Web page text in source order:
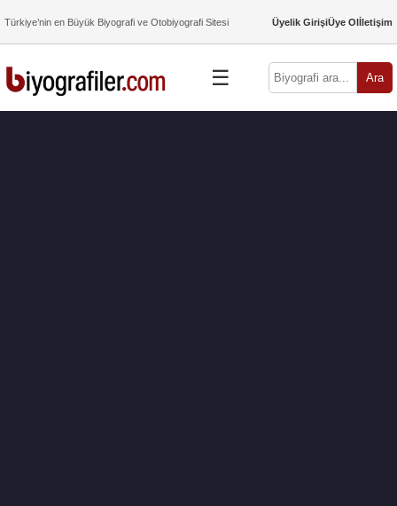
Türkiye’nin en Büyük Biyografi ve Otobiyografi Sitesi Üyelik GirişiÜye Olİletişim
☰ Ara